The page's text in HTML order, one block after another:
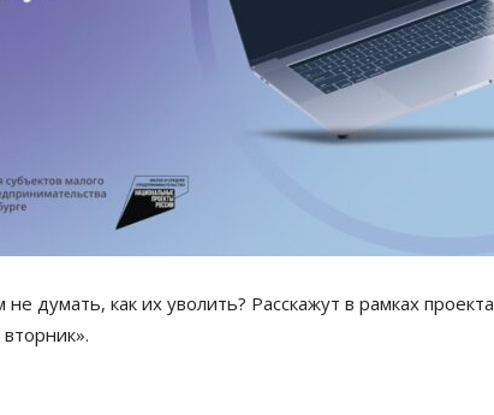
думать, как их уволить? Расскажут в рамках проекта